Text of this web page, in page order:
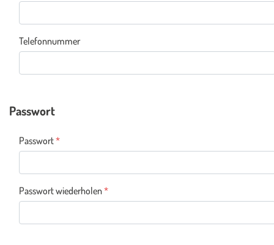
Telefonnummer
Passwort
Passwort*
Passwort wiederholen*